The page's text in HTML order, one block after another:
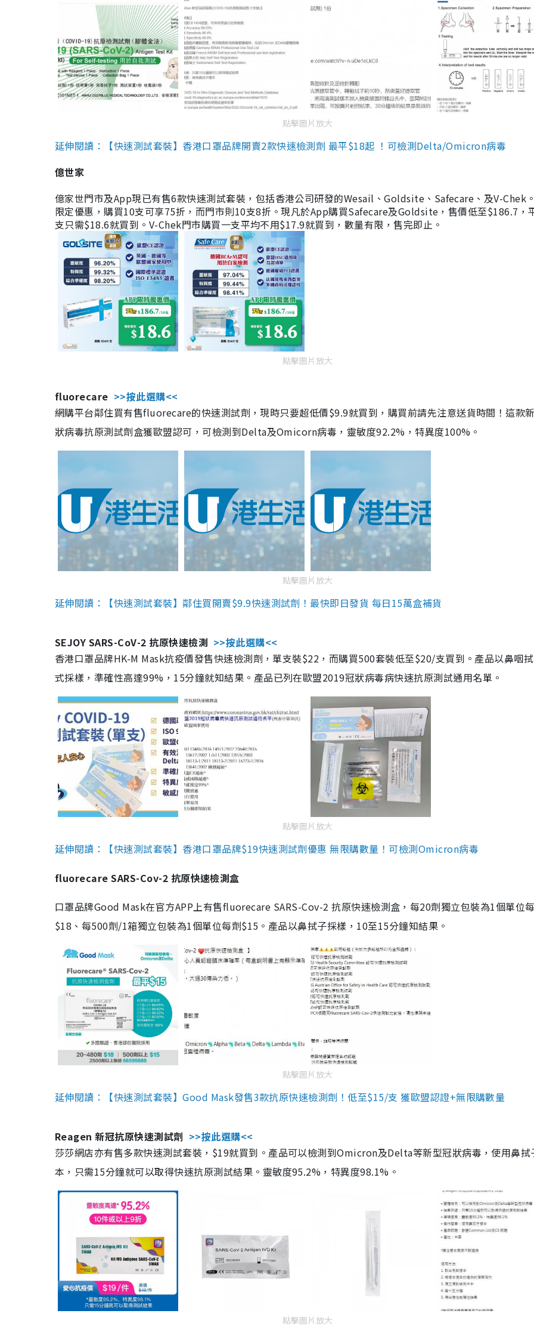
點擊圖片放大
延伸閱讀：【快速測試套裝】香港口罩品牌開賣2款快速檢測劑 最平$18起 ！可檢測Delta/Omicron病毒
億世家
億家世門市及App現已有售6款快速測試套裝，包括香港公司研發的Wesail、Goldsite、Safecare、及V-Chek
限定優惠，購買10支可享75折，而門市則10支8折。現凡於App購買Safecare及Goldsite，售價低至$186.7，
支只需$18.6就買到。V-Chek門市購買一支平均不用$17.9就買到，數量有限，售完即止。
點擊圖片放大
fluorecare >>按此選購<<
網購平台鄰住買有售fluorecare的快速測試劑，現時只要超低價$9.9就買到，購買前請先注意送貨時間！這款
狀病毒抗原測試劑盒獲歐盟認可，可檢測到Delta及Omicorn病毒，靈敏度92.2%，特異度100%。
點擊圖片放大
延伸閱讀：【快速測試套裝】鄰住買開賣$9.9快速測試劑！最快即日發貨 每日15萬盒補貨
SEJOY SARS-CoV-2 抗原快速檢測 >>按此選購<<
香港口罩品牌HK-M Mask抗疫價發售快速檢測劑，單支裝$22，而購買500套裝低至$20/支買到。產品以鼻咽
式採樣，準確性高達99%，15分鐘就知結果。產品已列在歐盟2019冠狀病毒病快速抗原測試通用名單。
點擊圖片放大
延伸閱讀：【快速測試套裝】香港口罩品牌$19快速測試劑優惠 無限購數量！可檢測Omicron病毒
fluorecare SARS-Cov-2 抗原快速檢測盒
口罩品牌Good Mask在官方APP上有售fluorecare SARS-Cov-2 抗原快速檢測盒，每20劑獨立包裝為1個單位
$18、每500劑/1箱獨立包裝為1個單位每劑$15。產品以鼻拭子採樣，10至15分鐘知結果。
點擊圖片放大
延伸閱讀：【快速測試套裝】Good Mask發售3款抗原快速檢測劑！低至$15/支 獲歐盟認證+無限購數量
Reagen 新冠抗原快速測試劑 >>按此選購<<
莎莎網店亦有售多款快速測試套裝，$19就買到。產品可以檢測到Omicron及Delta等新型冠狀病毒，使用鼻拭
本，只需15分鐘就可以取得快速抗原測試結果。靈敏度95.2%，特異度98.1%。
點擊圖片放大